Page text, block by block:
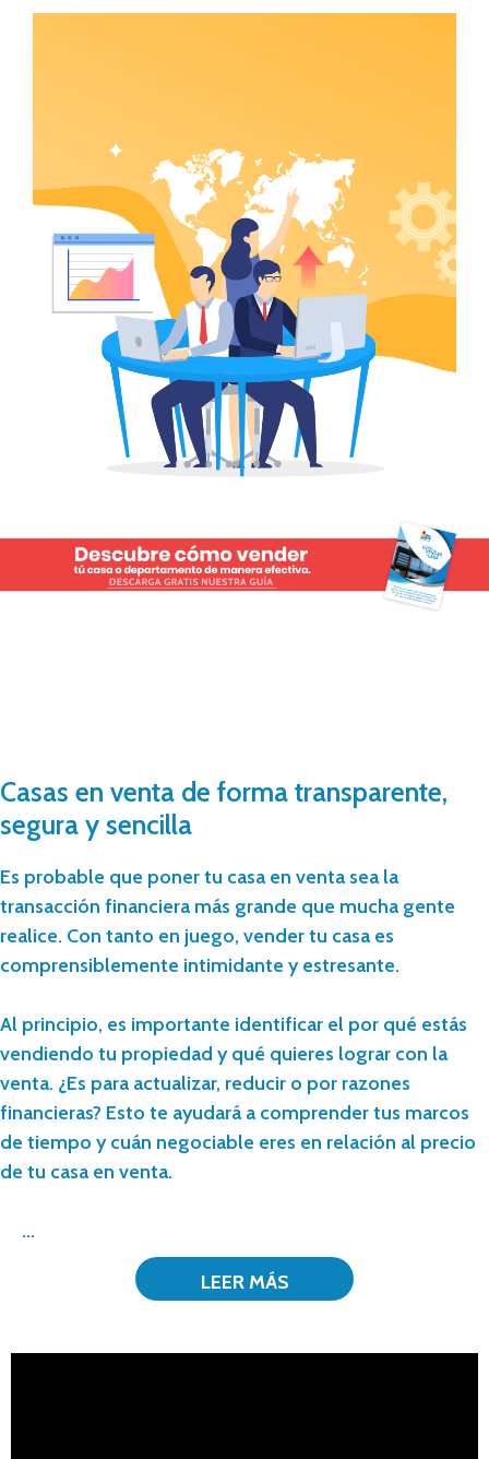
Casas en venta de forma transparente,
segura y sencilla
Es probable que poner tu casa en venta sea la
transacción financiera más grande que mucha gente
realice. Con tanto en juego, vender tu casa es
comprensiblemente intimidante y estresante.
Al principio, es importante identificar el por qué estás
vendiendo tu propiedad y qué quieres lograr con la
venta. ¿Es para actualizar, reducir o por razones
financieras? Esto te ayudará a comprender tus marcos
de tiempo y cuán negociable eres en relación al precio
de tu casa en venta.
...
LEER MÁS